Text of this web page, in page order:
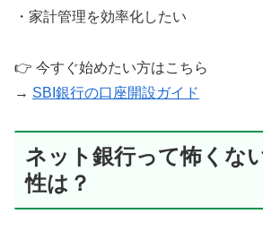
・家計管理を効率化したい
👉 今すぐ始めたい方はこちら
→ SBI銀行の口座開設ガイド
ネット銀行って怖くな
性は？